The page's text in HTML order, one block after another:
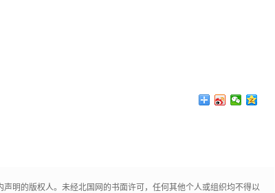
明的版权人。未经北国网的书面许可，任何其他个人或组织均不得以